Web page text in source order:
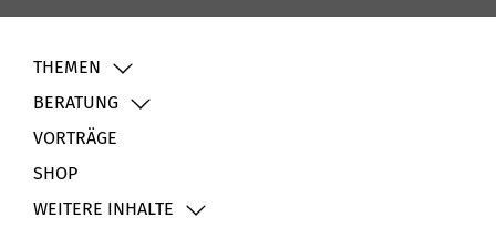
THEMEN
BERATUNG
VORTRÄGE
SHOP
WEITERE INHALTE